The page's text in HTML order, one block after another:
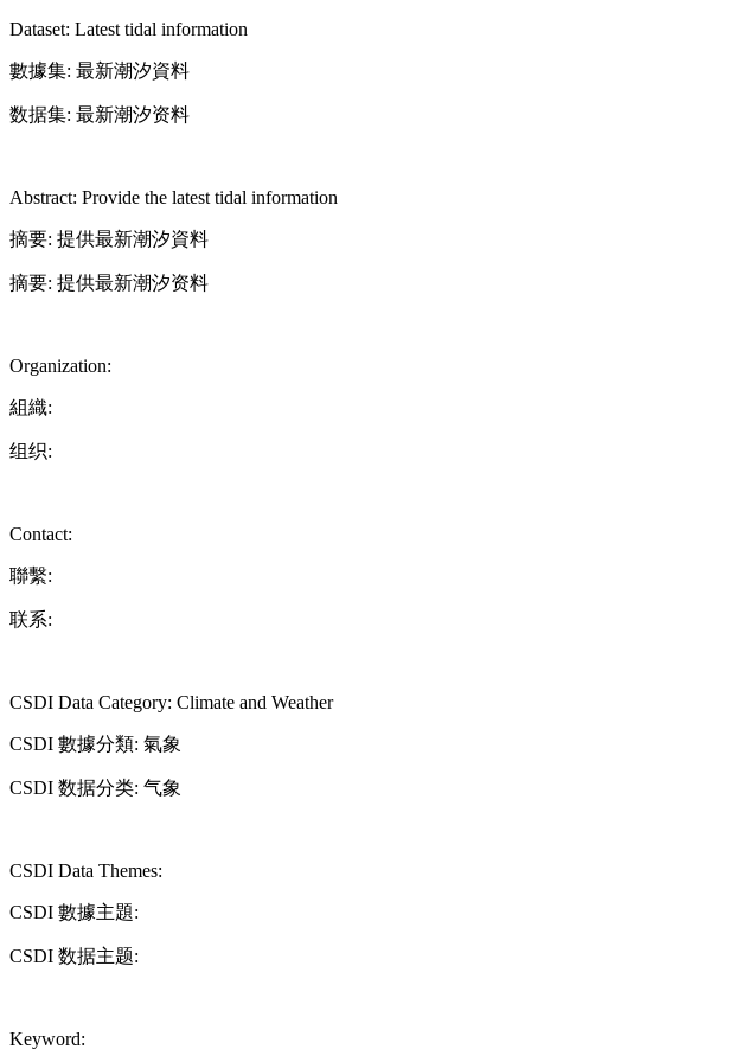
Dataset: Latest tidal information
數據集: 最新潮汐資料
数据集: 最新潮汐资料
Abstract: Provide the latest tidal information
摘要: 提供最新潮汐資料
摘要: 提供最新潮汐资料
Organization:
組織:
组织:
Contact:
聯繫:
联系:
CSDI Data Category: Climate and Weather
CSDI 數據分類: 氣象
CSDI 数据分类: 气象
CSDI Data Themes:
CSDI 數據主題:
CSDI 数据主题:
Keyword: